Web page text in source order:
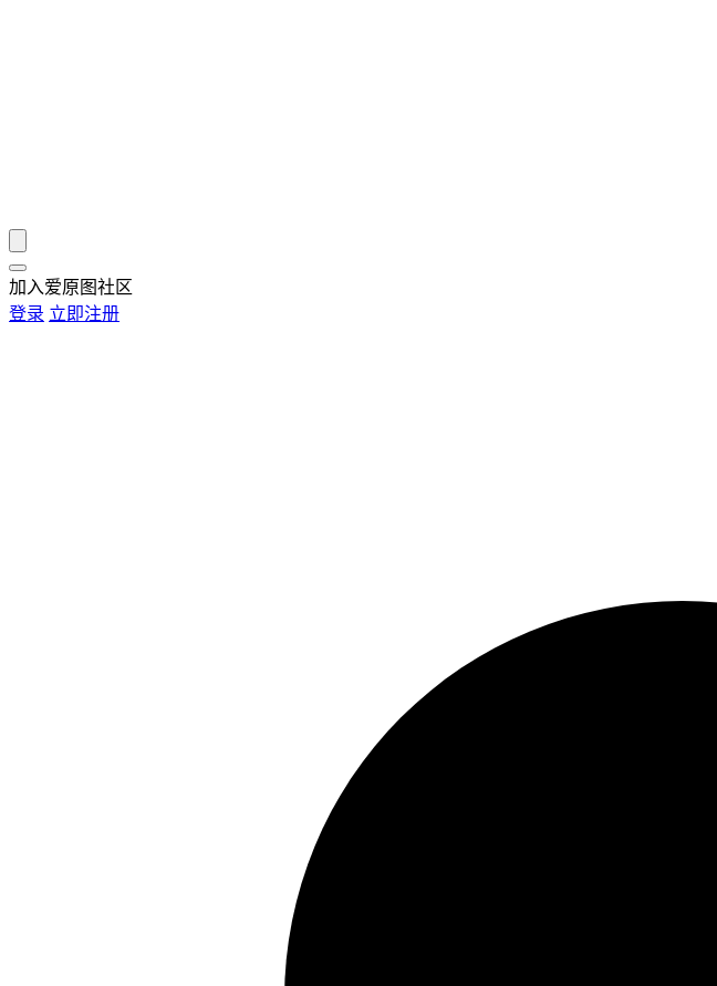
加入爱原图社区
登录 立即注册